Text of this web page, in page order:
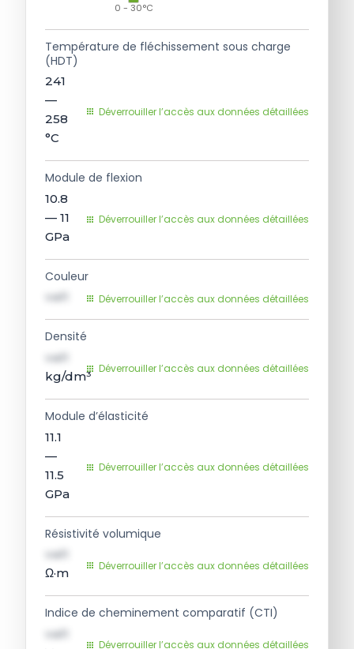
0 - 30°C
Température de fléchissement sous charge
(HDT)
241
—
258
°C
Déverrouiller l’accès aux données détaillées
Module de flexion
10.8
— 11
GPa
Déverrouiller l’accès aux données détaillées
Couleur
val1 Déverrouiller l’accès aux données détaillées
Densité
val1
kg/dm³ Déverrouiller l’accès aux données détaillées
Module d’élasticité
11.1
—
11.5
GPa
Déverrouiller l’accès aux données détaillées
Résistivité volumique
val1
Ω·m
Déverrouiller l’accès aux données détaillées
Indice de cheminement comparatif (CTI)
val1
Déverrouiller l’accès aux données détaillées